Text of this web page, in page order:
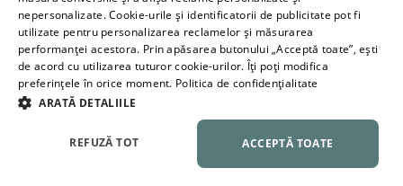
Cont
Informații despre magazin
Toate drepturile rezervate © 2026Joybex.ro
nepersonalizate. Cookie-urile și identificatorii de publicitate pot fi
utilizate pentru personalizarea reclamelor și măsurarea
performanței acestora. Prin apăsarea butonului „Acceptă toate”, ești
de acord cu utilizarea tuturor cookie-urilor. Îți poți modifica
preferințele în orice moment. Politica de confidențialitate
ARATĂ DETALIILE
ACCEPTĂ TOATE
REFUZĂ TOT